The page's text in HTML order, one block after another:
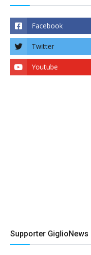
Facebook
Twitter
Youtube
Supporter GiglioNews